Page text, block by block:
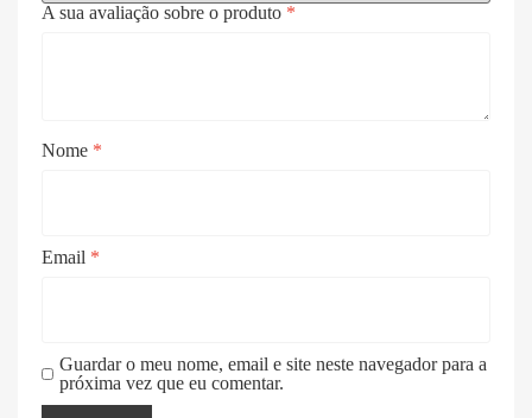
A sua avaliação sobre o produto *
Nome *
Email *
Guardar o meu nome, email e site neste navegador para a
próxima vez que eu comentar.